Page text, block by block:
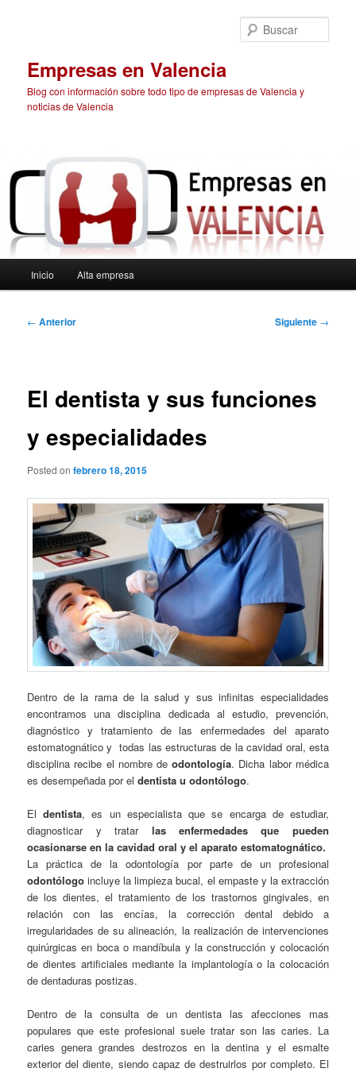
Empresas en Valencia
Blog con información sobre todo tipo de empresas de Valencia y
noticias de Valencia
principal
Inicio Alta empresa
Navegación
← Anterior Siguiente →
El dentista y sus funciones
y especialidades
Posted onfebrero 18, 2015
Dentro de la rama de la salud y sus infinitas especialidades
encontramos una disciplina dedicada al estudio, prevención,
diagnóstico y tratamiento de las enfermedades del aparato
estomatognático y todas las estructuras de la cavidad oral, esta
disciplina recibe el nombre deodontología. Dicha labor médica
es desempeñada por eldentista u odontólogo.
Eldentista, es un especialista que se encarga de estudiar,
diagnosticar y tratar las enfermedades que pueden
ocasionarse en la cavidad oral y el aparato estomatognático.
La práctica de la odontología por parte de un profesional
odontólogo incluye la limpieza bucal, el empaste y la extracción
de los dientes, el tratamiento de los trastornos gingivales, en
relación con las encías, la corrección dental debido a
irregularidades de su alineación, la realización de intervenciones
quirúrgicas en boca o mandíbula y la construcción y colocación
de dientes artificiales mediante la implantología o la colocación
de dentaduras postizas.
Dentro de la consulta de un dentista las afecciones mas
populares que este profesional suele tratar son las caries. La
caries genera grandes destrozos en la dentina y el esmalte
exterior del diente, siendo capaz de destruirlos por completo. El